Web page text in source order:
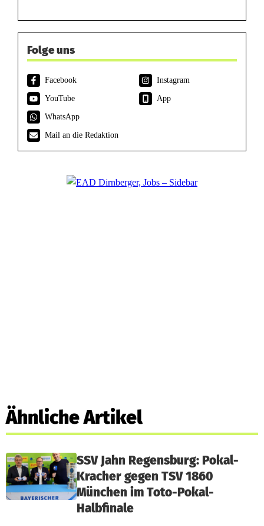
Folge uns
Facebook
Instagram
YouTube
App
WhatsApp
Mail an die Redaktion
Ähnliche Artikel
SSV Jahn Regensburg: Pokal-
Kracher gegen TSV 1860
München im Toto-Pokal-
Halbfinale